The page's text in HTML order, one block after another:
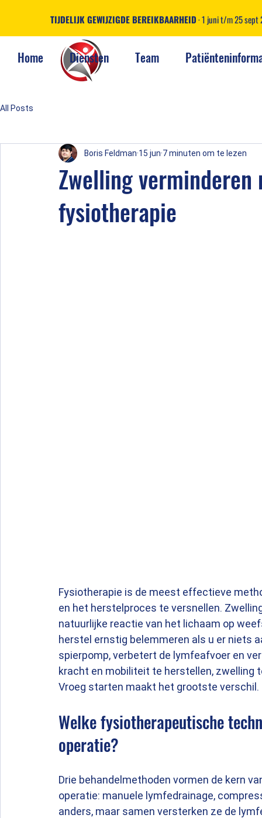
TIJDELIJK GEWIJZIGDE BEREIKBAARHEID· 1 juni t/m 25 sept
Home Diensten Team
All Posts
Zwelling
fysiotherapie
Boris Feldman 15 jun 7 minuten om te lezen
Fysiotherapie is de meest effectieve
en het herstelproces te versnellen.
natuurlijke reactie van het lichaam op
herstel ernstig belemmeren als u er niets
spierpomp, verbetert de lymfeafvoer en
kracht en mobiliteit te herstellen, zwelling
Vroeg starten maakt het grootste verschil.
Welke fysiotherapeutische
operatie?
Drie behandelmethoden vormen de kern
operatie: manuele lymfedrainage,
anders, maar samen versterken ze de